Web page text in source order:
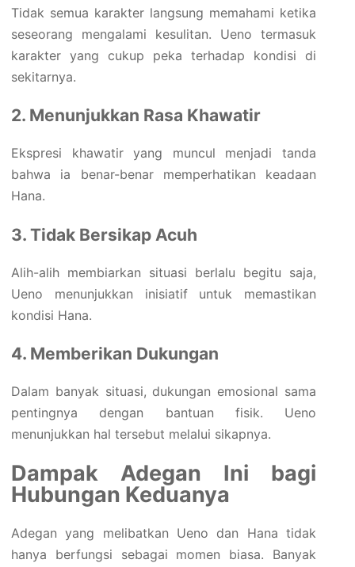
Tidak semua karakter langsung memahami ketika
seseorang mengalami kesulitan. Ueno termasuk
karakter yang cukup peka terhadap kondisi di
sekitarnya.
2. Menunjukkan Rasa Khawatir
Ekspresi khawatir yang muncul menjadi tanda
bahwa ia benar-benar memperhatikan keadaan
Hana.
3. Tidak Bersikap Acuh
Alih-alih membiarkan situasi berlalu begitu saja,
Ueno menunjukkan inisiatif untuk memastikan
kondisi Hana.
4. Memberikan Dukungan
Dalam banyak situasi, dukungan emosional sama
pentingnya dengan bantuan fisik. Ueno
menunjukkan hal tersebut melalui sikapnya.
Dampak Adegan Ini bagi
Hubungan Keduanya
Adegan yang melibatkan Ueno dan Hana tidak
hanya berfungsi sebagai momen biasa. Banyak